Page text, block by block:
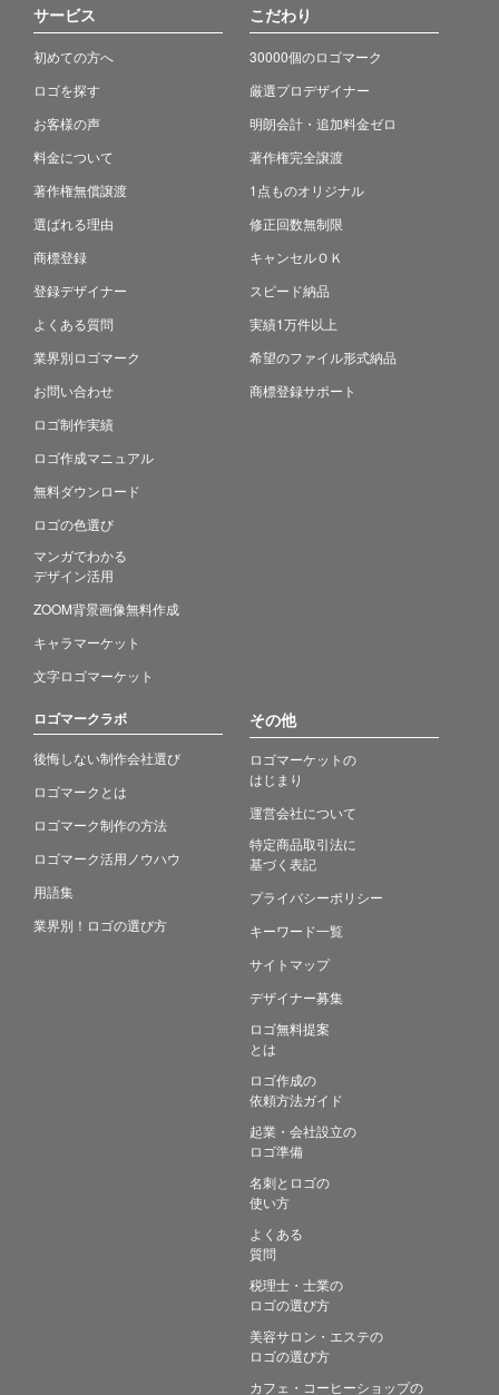
サービス
初めての方へ
ロゴを探す
お客様の声
料金について
著作権無償譲渡
選ばれる理由
商標登録
登録デザイナー
よくある質問
業界別ロゴマーク
お問い合わせ
ロゴ制作実績
ロゴ作成マニュアル
無料ダウンロード
ロゴの色選び
マンガでわかる
デザイン活用
ZOOM背景画像無料作成
キャラマーケット
文字ロゴマーケット
こだわり
30000個のロゴマーク
厳選プロデザイナー
明朗会計・追加料金ゼロ
著作権完全譲渡
1点ものオリジナル
修正回数無制限
キャンセルＯＫ
スピード納品
実績1万件以上
希望のファイル形式納品
商標登録サポート
ロゴマークラボ
後悔しない制作会社選び
ロゴマークとは
ロゴマーク制作の方法
ロゴマーク活用ノウハウ
用語集
業界別！ロゴの選び方
その他
ロゴマーケットの
はじまり
運営会社について
特定商品取引法に
基づく表記
プライバシーポリシー
キーワード一覧
サイトマップ
デザイナー募集
ロゴ無料提案
とは
ロゴ作成の
依頼方法ガイド
起業・会社設立の
ロゴ準備
名刺とロゴの
使い方
よくある
質問
税理士・士業の
ロゴの選び方
美容サロン・エステの
ロゴの選び方
カフェ・コーヒーショップの